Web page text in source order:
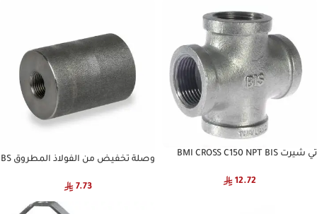
تي شيرت BMI CROSS C150 NPT BIS
12.72
وصلة تخفيض من الفولاذ المطروق BS
7.73